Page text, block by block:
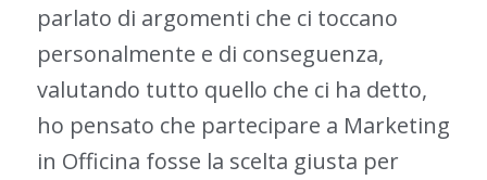
parlato di argomenti che ci toccano
personalmente e di conseguenza,
valutando tutto quello che ci ha detto,
ho pensato che partecipare a Marketing
in Officina fosse la scelta giusta per